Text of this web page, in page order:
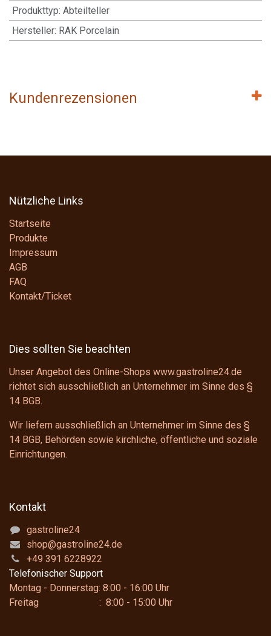
Produkttyp: Abteilteller
Hersteller: RAK Porcelain
Kundenrezensionen
Nützliche Links
Startseite
Produkte
Impressum
AGB
FAQ
Kontakt/Ticket
Dies sollten Sie beachten
Unser Angebot des Online-Shops www.gastroline24.de
richtet sich ausschließlich an Unternehmer im Sinne des §
14 BGB.
Wir liefern ausschließlich an Unternehmer im Sinne des §
14 BGB, Behörden sowie kirchliche, öffentliche und soziale
Einrichtungen.
Kontakt
gastroline24
shop@gastroline24.de
+49 391 6228922
Telefonischer Support
Montag - Donnerstag: 8:00 - 16:00 Uhr
Freitag : 8:00 - 15:00 Uhr